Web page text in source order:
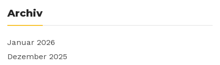
Archiv
Januar 2026
Dezember 2025